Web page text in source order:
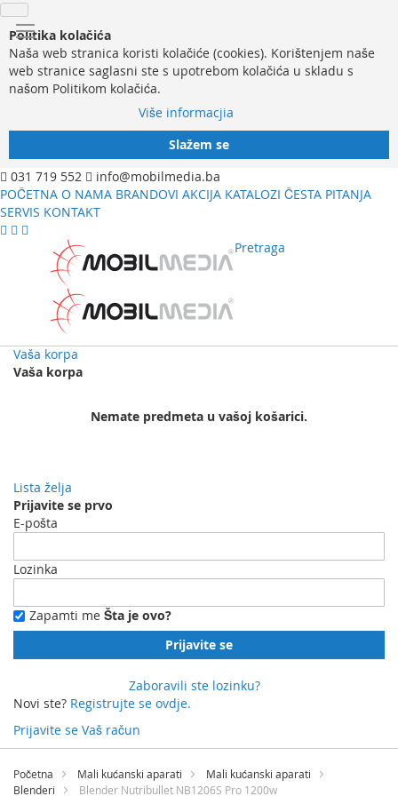
Politika kolačića
Naša web stranica koristi kolačiće (cookies). Korištenjem naše
web stranice saglasni ste s upotrebom kolačića u skladu s
našom Politikom kolačića.
Više informacjia
Slažem se
031 719 552
info@mobilmedia.ba
POČETNA O NAMA BRANDOVI AKCIJA KATALOZI ČESTA PITANJA
SERVIS KONTAKT
Pretraga
Vaša korpa
Vaša korpa
Nemate predmeta u vašoj košarici.
Lista želja
Prijavite se prvo
E-pošta
Lozinka
Zapamti me Šta je ovo?
Prijavite se
Zaboravili ste lozinku?
Novi ste? Registrujte se ovdje.
Prijavite se Vaš račun
Preskočite
sadržaj
Početna Mali kućanski aparati
Mali kućanski aparati
Blenderi
Blender Nutribullet NB1206S Pro 1200w